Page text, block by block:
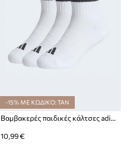
-15% ΜΕ ΚΩΔΙΚΟ: TAN
Βαμβακερές παιδικές κάλτσες adidas Performance 3-pack
10,99 €